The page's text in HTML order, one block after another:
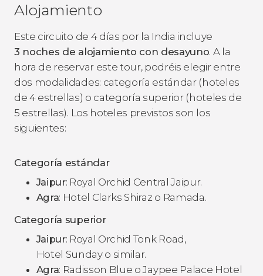
Alojamiento
Este circuito de 4 días por la India incluye
3 noches de alojamiento con desayuno. A la
hora de reservar este tour, podréis elegir entre
dos modalidades: categoría estándar (hoteles
de 4 estrellas) o categoría superior (hoteles de
5 estrellas). Los hoteles previstos son los
siguientes:
Categoría estándar
Jaipur: Royal Orchid Central Jaipur.
Agra: Hotel Clarks Shiraz o Ramada.
Categoría superior
Jaipur: Royal Orchid Tonk Road,
Hotel Sunday o similar.
Agra: Radisson Blue o Jaypee Palace Hotel